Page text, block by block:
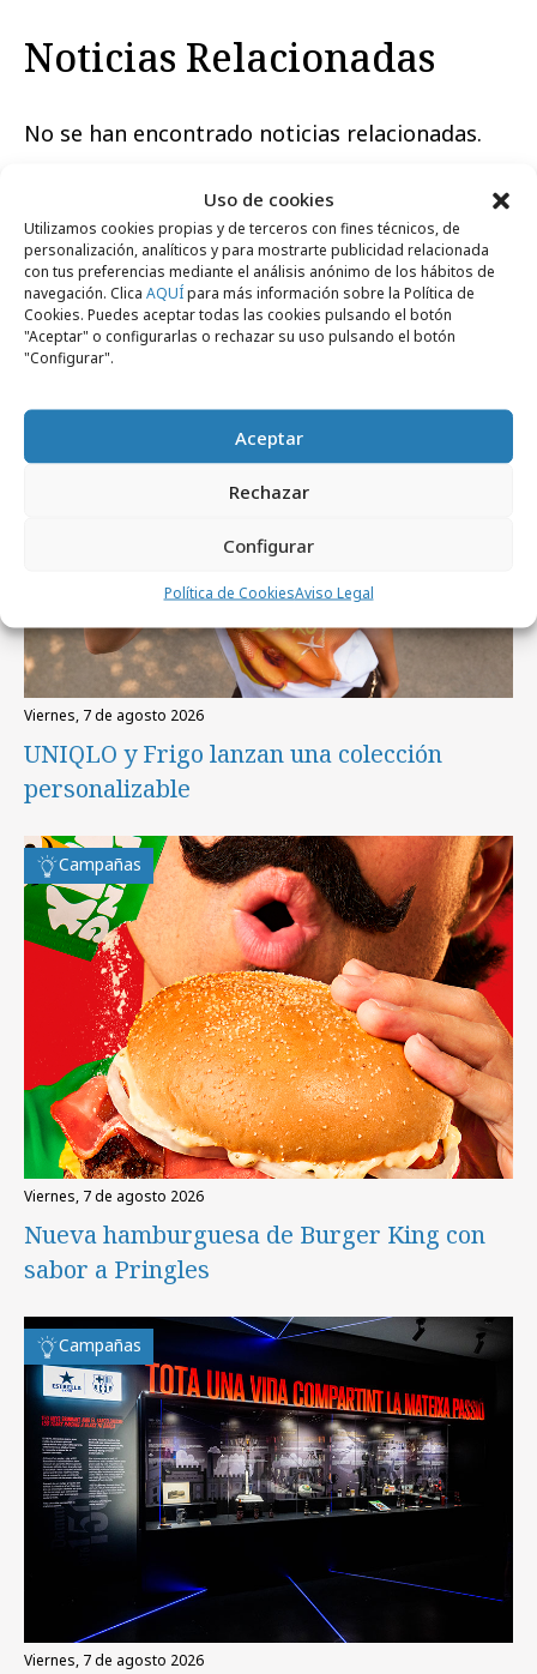
Uso de cookies
Utilizamos cookies propias y de terceros con fines técnicos, de
personalización, analíticos y para mostrarte publicidad relacionada
con tus preferencias mediante el análisis anónimo de los hábitos de
navegación. Clica AQUÍpara más información sobre la Política de
Cookies. Puedes aceptar todas las cookies pulsando el botón
"Aceptar" o configurarlas o rechazar su uso pulsando el botón
"Configurar".
Aceptar
Rechazar
Configurar
Política de CookiesAviso Legal
Noticias Relacionadas
No se han encontrado noticias relacionadas.
Artículos recientes
viernes, 7 de agosto 2026
UNIQLO y Frigo lanzan una colección
personalizable
Campañas
viernes, 7 de agosto 2026
Nueva hamburguesa de Burger King con
sabor a Pringles
Campañas
viernes, 7 de agosto 2026